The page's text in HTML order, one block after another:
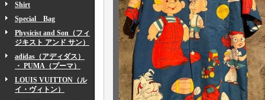
Shirt
Special Bag
Physicist and Son（フィ
ジキスト アンド サン）
adidas（アディダス）
・ PUMA（プーマ）
LOUIS VUITTON（ル
イ・ヴィトン）